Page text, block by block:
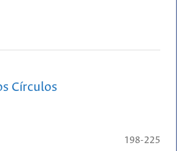
Círculos
198-225